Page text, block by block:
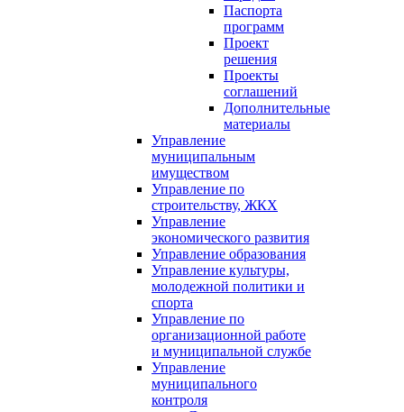
Паспорта
программ
Проект
решения
Проекты
соглашений
Дополнительные
материалы
Управление
муниципальным
имуществом
Управление по
строительству, ЖКХ
Управление
экономического развития
Управление образования
Управление культуры,
молодежной политики и
спорта
Управление по
организационной работе
и муниципальной службе
Управление
муниципального
контроля